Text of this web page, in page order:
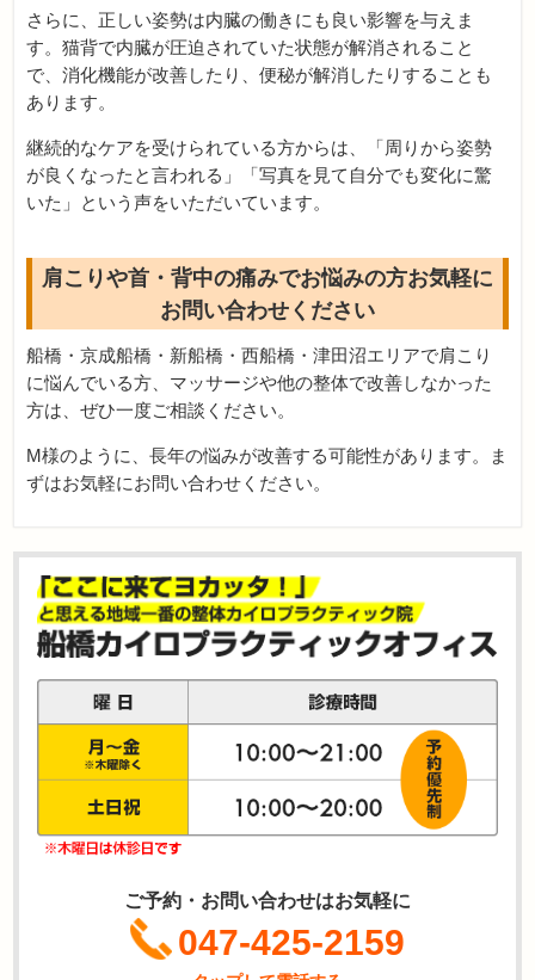
さらに、正しい姿勢は内臓の働きにも良い影響を与えま
す。猫背で内臓が圧迫されていた状態が解消されること
で、消化機能が改善したり、便秘が解消したりすることも
あります。
継続的なケアを受けられている方からは、「周りから姿勢
が良くなったと言われる」「写真を見て自分でも変化に驚
いた」という声をいただいています。
肩こりや首・背中の痛みでお悩みの方お気軽に
お問い合わせください
船橋・京成船橋・新船橋・西船橋・津田沼エリアで肩こり
に悩んでいる方、マッサージや他の整体で改善しなかった
方は、ぜひ一度ご相談ください。
M様のように、長年の悩みが改善する可能性があります。ま
ずはお気軽にお問い合わせください。
ご予約・お問い合わせはお気軽に
047-425-2159